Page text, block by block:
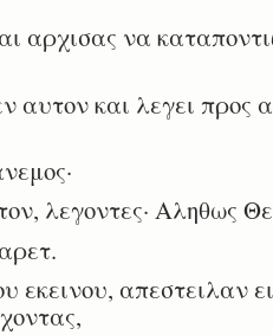
αρχισας να
αυτον και λεγει προς
λεγοντες· Αληθως
απεστειλαν